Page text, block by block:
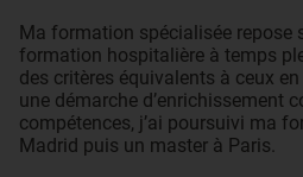
Ma formation spécialisée repose
formation hospitalière à temps
des critères équivalents à ceux
une démarche d’enrichissement
compétences, j’ai poursuivi ma
Madrid puis un master à Paris.